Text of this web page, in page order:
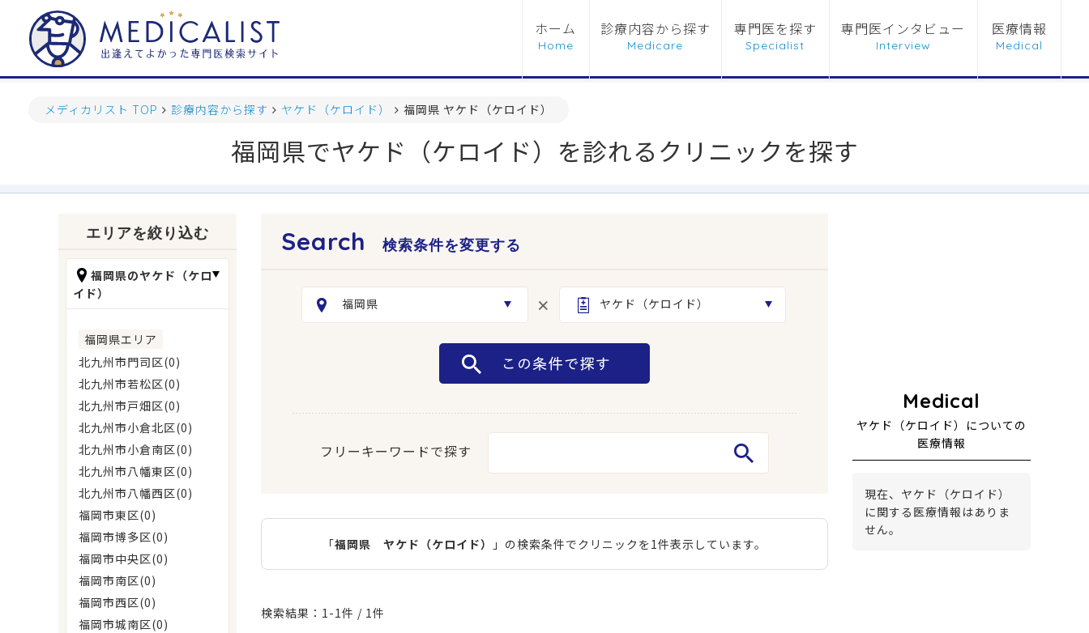
ホーム 診療内容から探す 専門医を探す 専門医インタビュー 医療情報
メディカリスト TOP 診療内容から探す ヤケド（ケロイド） 福岡県 ヤケド（ケロイド）
福岡県でヤケド（ケロイド）を診れるクリニックを探す
エリアを絞り込む
福岡県のヤケド（ケロ
イド）
福岡県エリア
北九州市門司区(0)
北九州市若松区(0)
北九州市戸畑区(0)
北九州市小倉北区(0)
北九州市小倉南区(0)
北九州市八幡東区(0)
北九州市八幡西区(0)
福岡市東区(0)
福岡市博多区(0)
福岡市中央区(0)
福岡市南区(0)
福岡市西区(0)
福岡市城南区(0)
検索条件を変更する
福岡県 ヤケド（ケロイド）
フリーキーワードで探す
「福岡県 ヤケド（ケロイド） 」の検索条件でクリニックを1件表示しています。
検索結果：1-1件 / 1件
ヤケド（ケロイド）についての
医療情報
現在、ヤケド（ケロイド）
に関する医療情報はありま
せん。